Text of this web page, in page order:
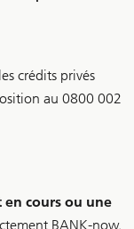
crédits privés
au 0800 002
cours ou une
BANK-now.